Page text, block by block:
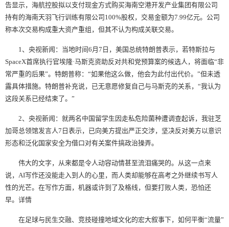
告显示，海航控股拟以支付现金方式购买海南空港开发产业集团有限公司
持有的海南天羽飞行训练有限公司100%股权，交易金额为7.99亿元。公司
称本次交易构成重大资产重组，但其不认为构成关联交易。
1、央视新闻：当地时间6月7日，美国总统特朗普表示，若特斯拉与
SpaceX首席执行官埃隆·马斯克资助反对共和党预算案的候选人，将面临“非
常严重的后果”。特朗普称：“如果他这么做，他会为此付出代价。”但未透
露具体措施。特朗普补充说，已无意愿修复自己与马斯克的关系，“我认为
这段关系已经结束了。”
2、央视新闻：就两名中国留学生因走私危险菌种遭调查起诉，我驻芝
加哥总领馆发言人7日表示，已向美方提出严正交涉，坚决反对美方以意识
形态和泛化国家安全为借口对有关案件搞政治操弄。
伟大的文字，从来都是令人动容动情甚至流泪痛哭的。从这一点来
说，AI写作还没能走入到人的心里，而人类却能够在高考之外继续书写人
性的光芒。在写作方面，机器或许到了及格线，但要打败人类，恐怕还
早。详情
在足球与民生交融、竞技碰撞地域文化的宏大叙事下，如何平衡“流量”